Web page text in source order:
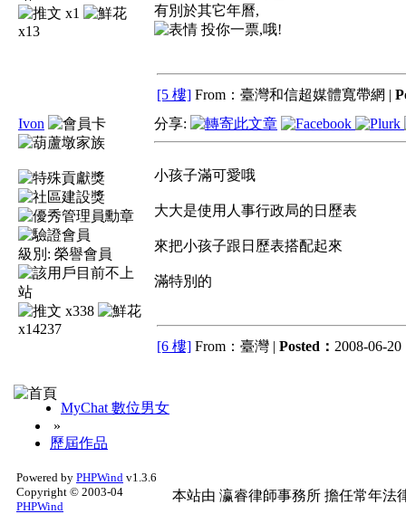
x1
x13
有別於其它年曆,
投你一票,哦!
[5 樓] From：臺灣和信超媒體寬帶網 |
Ivon
級別: 榮譽會員
x338
x14237
分享:
小孩子滿可愛哦
大大是使用人事行政局的日歷表
來把小孩子跟日歷表搭配起來
滿特別的
[6 樓] From：臺灣 | Posted： 2008-06-20
MyChat 數位男女
»
歷屆作品
Powered by PHPWind v1.3.6
Copyright © 2003-04
PHPWind
本站由 瀛睿律師事務所 擔任常年法